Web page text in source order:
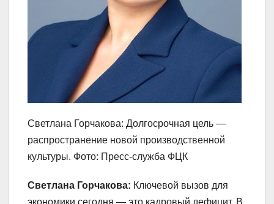
Светлана Горчакова: Долгосрочная цель —
распространение новой производственной
культуры. Фото: Пресс-служба ФЦК
Светлана Горчакова: Ключевой вызов для
экономики сегодня — это кадровый дефицит. В